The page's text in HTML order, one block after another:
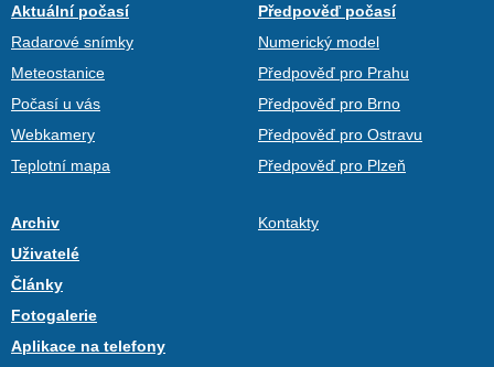
Aktuální počasí
Radarové snímky
Meteostanice
Počasí u vás
Webkamery
Teplotní mapa
Předpověď počasí
Numerický model
Předpověď pro Prahu
Předpověď pro Brno
Předpověď pro Ostravu
Předpověď pro Plzeň
Archiv
Uživatelé
Články
Fotogalerie
Aplikace na telefony
Kontakty